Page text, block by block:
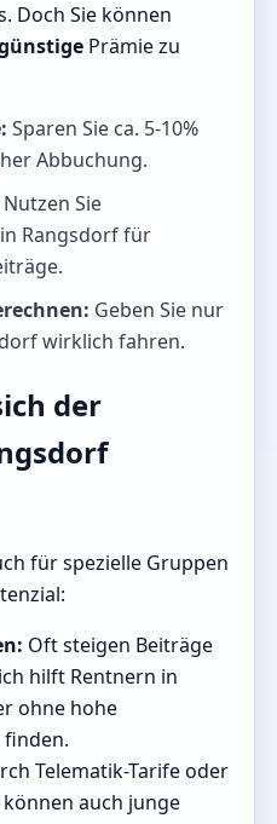
Doch Sie können
Prämie zu
Sparen Sie ca. 5-10%
Abbuchung.
Nutzen Sie
Rangsdorf für
Geben Sie nur
wirklich fahren.
der
für spezielle Gruppen
Oft steigen Beiträge
hilft Rentnern in
ohne hohe
finden.
Telematik-Tarife oder
auch junge